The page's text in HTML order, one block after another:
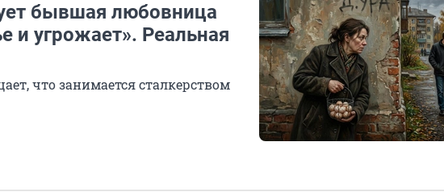
бывшая любовница
и угрожает». Реальная
что занимается сталкерством